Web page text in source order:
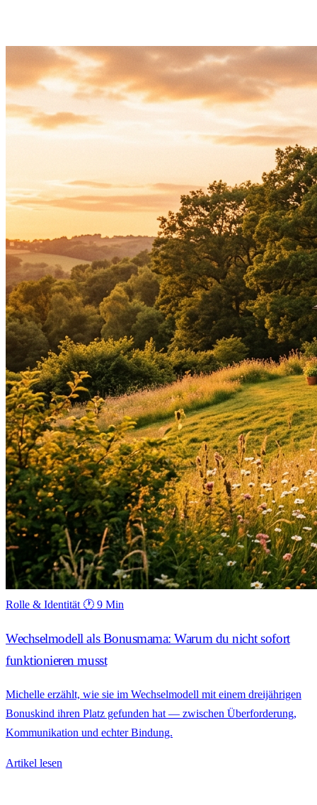
Rolle & Identität 🕐 9 Min
Wechselmodell als Bonusmama: Warum du nicht sofort
funktionieren musst
Michelle erzählt, wie sie im Wechselmodell mit einem dreijährigen
Bonuskind ihren Platz gefunden hat — zwischen Überforderung,
Kommunikation und echter Bindung.
Artikel lesen